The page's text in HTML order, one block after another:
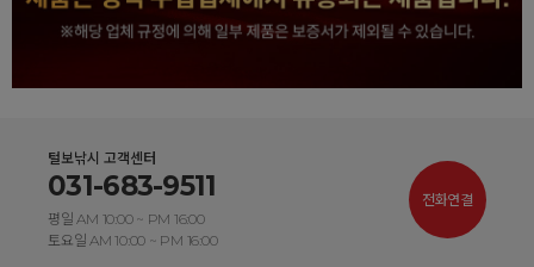
털보낚시 고객센터
031-683-9511
평일 AM 10:00 ~ PM 16:00
토요일 AM 10:00 ~ PM 16:00
전화연결